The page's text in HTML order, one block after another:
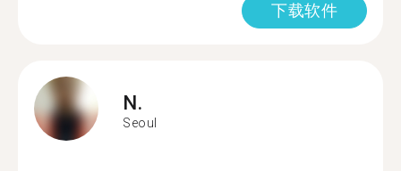
下载软件
N.
Seoul